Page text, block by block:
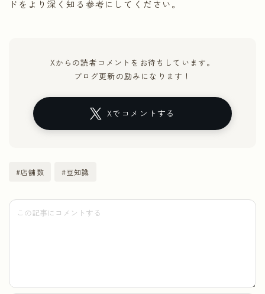
ドをより深く知る参考にしてください。
Xからの読者コメントをお待ちしています。
ブログ更新の励みになります！
Xでコメントする
#店舗数 #豆知識